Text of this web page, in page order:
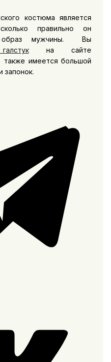
костюма является
правильно он
образ мужчины. Вы
на сайте
также имеется большой
запонок.